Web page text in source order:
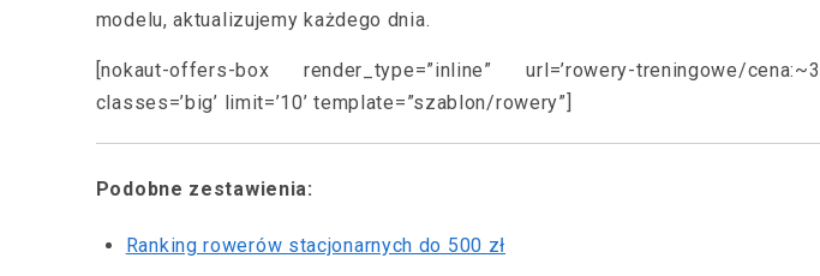
modelu, aktualizujemy każdego dnia.
[nokaut-offers-box render_type=”inline” url=’rowery-treningowe/
classes=’big’ limit=’10’ template=”szablon/rowery”]
Podobne zestawienia:
Ranking rowerów stacjonarnych do 500 zł